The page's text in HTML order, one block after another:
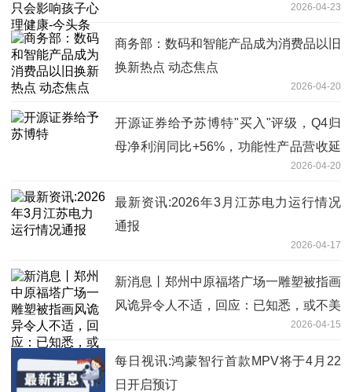
2026-04-23
商务部：数码和智能产品成为消费品以旧
换新热点 动态焦点
2026-04-20
开源证券给予苏博特"买入"评级，Q4归
母净利润同比+56%，功能性产品营收延
2026-04-20
最新资讯:2026年3月江苏电力运行情况
通报
2026-04-17
新消息丨郑州中原福塔广场一雕塑被指画
风诡异令人不适，回应：已知悉，或不美
2026-04-15
每日视讯:鸿蒙智行首款MPV将于4月22
日开启预订